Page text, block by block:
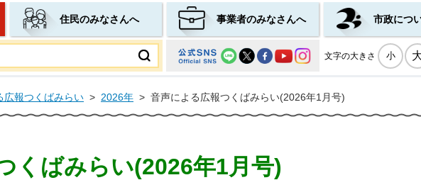
住民のみなさんへ 事業者のみなさんへ 市政につ
文字の大きさ 小
広報つくばみらい > 2026年 > 音声による広報つくばみらい(2026年1月号)
くばみらい(2026年1月号)